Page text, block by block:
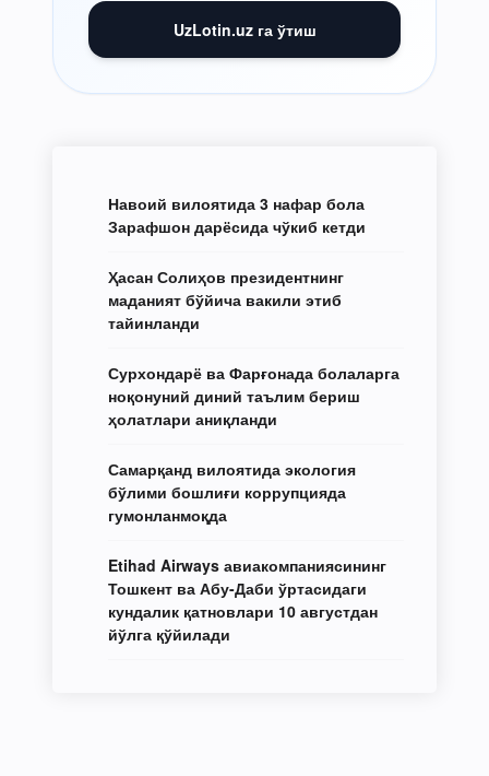
UzLotin.uz га ўтиш
Навоий вилоятида 3 нафар бола
Зарафшон дарёсида чўкиб кетди
Ҳасан Солиҳов президентнинг
маданият бўйича вакили этиб
тайинланди
Сурхондарё ва Фарғонада болаларга
ноқонуний диний таълим бериш
ҳолатлари аниқланди
Самарқанд вилоятида экология
бўлими бошлиғи коррупцияда
гумонланмоқда
Etihad Airways авиакомпаниясининг
Тошкент ва Абу-Даби ўртасидаги
кундалик қатновлари 10 августдан
йўлга қўйилади